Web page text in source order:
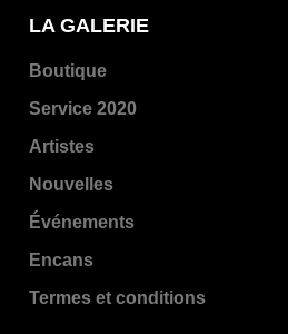
LA GALERIE
Boutique
Service 2020
Artistes
Nouvelles
Événements
Encans
Termes et conditions